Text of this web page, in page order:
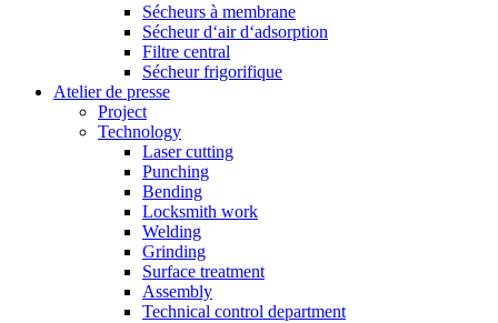
Sécheurs à membrane
Sécheur d‘air d‘adsorption
Filtre central
Sécheur frigorifique
Atelier de presse
Project
Technology
Laser cutting
Punching
Bending
Locksmith work
Welding
Grinding
Surface treatment
Assembly
Technical control department